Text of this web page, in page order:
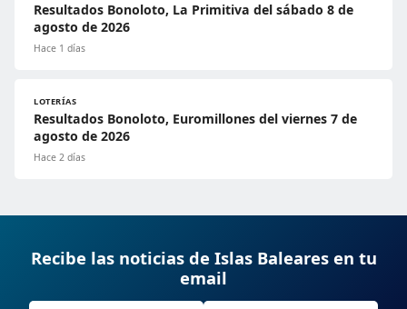
Resultados Bonoloto, La Primitiva del sábado 8 de
agosto de 2026
Hace 1 días
LOTERÍAS
Resultados Bonoloto, Euromillones del viernes 7 de
agosto de 2026
Hace 2 días
Recibe las noticias de Islas Baleares en tu
email